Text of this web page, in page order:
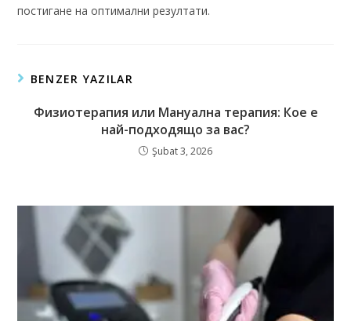
постигане на оптимални резултати.
BENZER YAZILAR
Физиотерапия или Мануална терапия: Кое е
най-подходящо за вас?
Şubat 3, 2026